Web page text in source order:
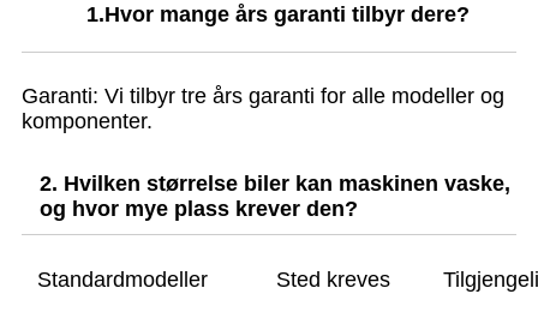
1.Hvor mange års garanti tilbyr dere?
Garanti: Vi tilbyr tre års garanti for alle modeller og
komponenter.
2. Hvilken størrelse biler kan maskinen vaske,
og hvor mye plass krever den?
Standardmodeller Sted kreves